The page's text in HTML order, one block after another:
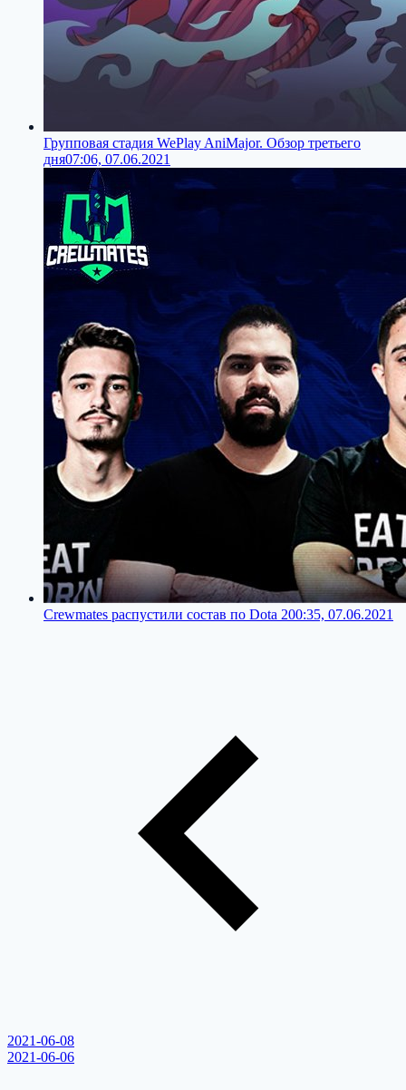
Групповая стадия WePlay AniMajor. Обзор третьего
дня07:06, 07.06.2021
Crewmates распустили состав по Dota 200:35, 07.06.2021
2021-06-08
2021-06-06